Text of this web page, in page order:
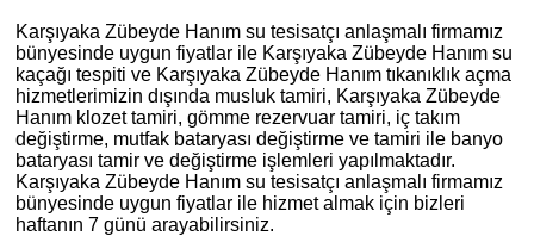
Karşıyaka Zübeyde Hanım su tesisatçı anlaşmalı firmamız
bünyesinde uygun fiyatlar ile Karşıyaka Zübeyde Hanım su
kaçağı tespiti ve Karşıyaka Zübeyde Hanım tıkanıklık açma
hizmetlerimizin dışında musluk tamiri, Karşıyaka Zübeyde
Hanım klozet tamiri, gömme rezervuar tamiri, iç takım
değiştirme, mutfak bataryası değiştirme ve tamiri ile banyo
bataryası tamir ve değiştirme işlemleri yapılmaktadır.
Karşıyaka Zübeyde Hanım su tesisatçı anlaşmalı firmamız
bünyesinde uygun fiyatlar ile hizmet almak için bizleri
haftanın 7 günü arayabilirsiniz.